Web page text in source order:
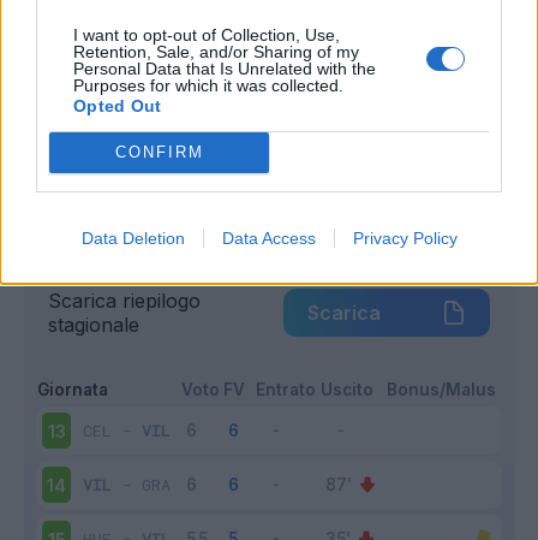
I want to opt-out of Collection, Use,
Retention, Sale, and/or Sharing of my
Personal Data that Is Unrelated with the
Purposes for which it was collected.
Opted Out
CONFIRM
Data Deletion Data Access Privacy Policy
Squalificato
Infortunato 0 - 0%
Scarica riepilogo
stagionale
Scarica
Giornata Voto FV Entrato Uscito Bonus/Malus
13 CEL - VIL
14 VIL - GRA